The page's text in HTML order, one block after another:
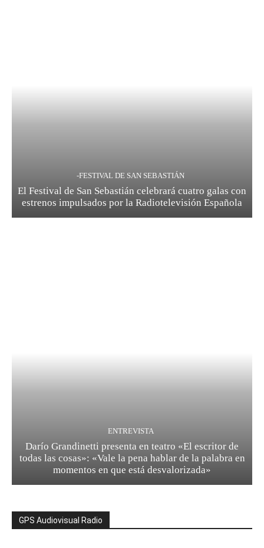
-FESTIVAL DE SAN SEBASTIÁN
El Festival de San Sebastián celebrará cuatro galas con
estrenos impulsados por la Radiotelevisión Española
ENTREVISTA
Darío Grandinetti presenta en teatro «El escritor de
todas las cosas»: «Vale la pena hablar de la palabra en
momentos en que está desvalorizada»
GPS Audiovisual Radio